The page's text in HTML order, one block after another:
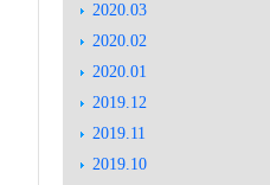
2020.03
2020.02
2020.01
2019.12
2019.11
2019.10